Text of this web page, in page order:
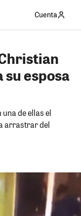
Cuenta
su esposa
de ellas el
arrastrar del